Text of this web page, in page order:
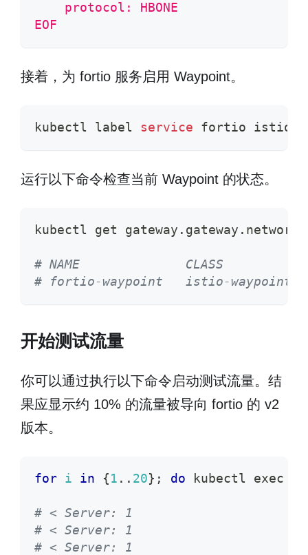
    protocol: HBONE
EOF
接着，为 fortio 服务启用 Waypoint。
kubectl label service fortio
运行以下命令检查当前 Waypoint 的状态。
kubectl get
# NAME              CLASS
# fortio-waypoint   istio-waypoint
开始测试流量
你可以通过执行以下命令启动测试流量。结
果应显示约 10% 的流量被导向 fortio 的 v2
版本。
for i in { 1 .. 20} ; do kubectl exec
# < Server: 1
# < Server: 1
# < Server: 1